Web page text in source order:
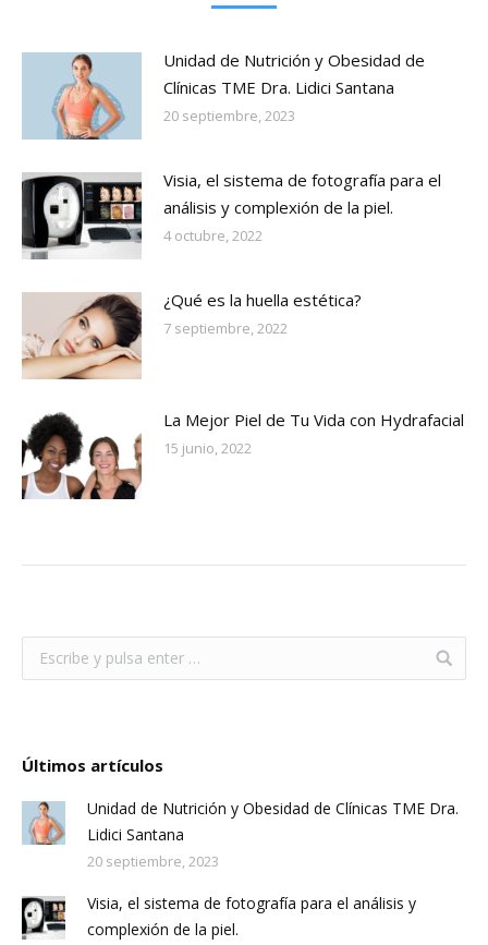
Unidad de Nutrición y Obesidad de
Clínicas TME Dra. Lidici Santana
20 septiembre, 2023
Visia, el sistema de fotografía para el
análisis y complexión de la piel.
4 octubre, 2022
¿Qué es la huella estética?
7 septiembre, 2022
La Mejor Piel de Tu Vida con Hydrafacial
15 junio, 2022
Últimos artículos
Unidad de Nutrición y Obesidad de Clínicas TME Dra.
Lidici Santana
20 septiembre, 2023
Visia, el sistema de fotografía para el análisis y
complexión de la piel.